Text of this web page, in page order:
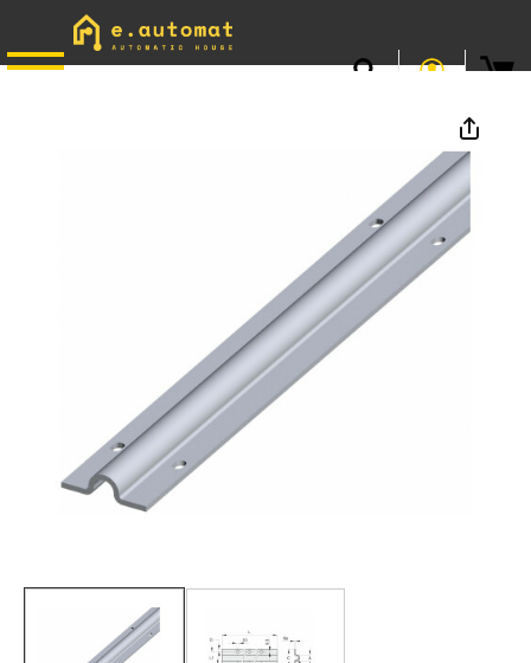
📞0746.301.381· L–V 9–17 · Livrare gratuită peste 500 lei